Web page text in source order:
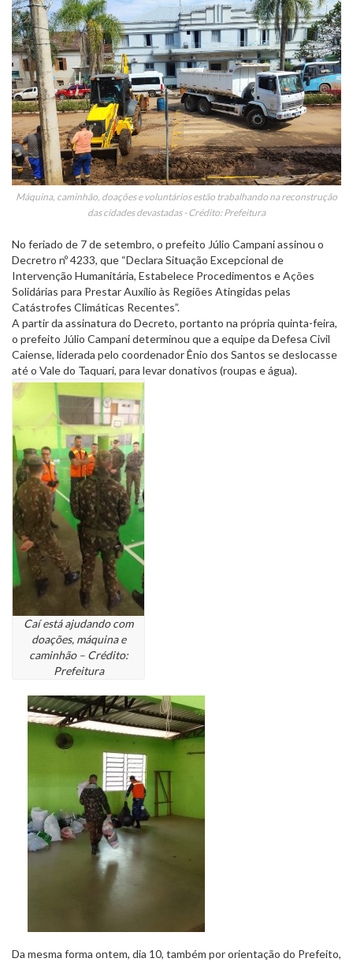
Máquina, caminhão, doações e voluntários estão trabalhando na reconstrução
das cidades devastadas - Crédito: Prefeitura
No feriado de 7 de setembro, o prefeito Júlio Campani assinou o
Decretro nº 4233, que “Declara Situação Excepcional de
Intervenção Humanitária, Estabelece Procedimentos e Ações
Solidárias para Prestar Auxílio às Regiões Atingidas pelas
Catástrofes Climáticas Recentes”.
A partir da assinatura do Decreto, portanto na própria quinta-feira,
o prefeito Júlio Campani determinou que a equipe da Defesa Civil
Caiense, liderada pelo coordenador Ênio dos Santos se deslocasse
até o Vale do Taquari, para levar donativos (roupas e água).
Caí está ajudando com
doações, máquina e
caminhão – Crédito:
Prefeitura
Da mesma forma ontem, dia 10, também por orientação do Prefeito,